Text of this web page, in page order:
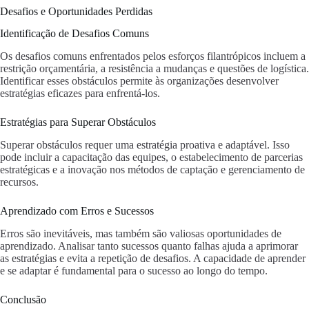
Desafios e Oportunidades Perdidas
Identificação de Desafios Comuns
Os desafios comuns enfrentados pelos esforços filantrópicos incluem a
restrição orçamentária, a resistência a mudanças e questões de logística.
Identificar esses obstáculos permite às organizações desenvolver
estratégias eficazes para enfrentá-los.
Estratégias para Superar Obstáculos
Superar obstáculos requer uma estratégia proativa e adaptável. Isso
pode incluir a capacitação das equipes, o estabelecimento de parcerias
estratégicas e a inovação nos métodos de captação e gerenciamento de
recursos.
Aprendizado com Erros e Sucessos
Erros são inevitáveis, mas também são valiosas oportunidades de
aprendizado. Analisar tanto sucessos quanto falhas ajuda a aprimorar
as estratégias e evita a repetição de desafios. A capacidade de aprender
e se adaptar é fundamental para o sucesso ao longo do tempo.
Conclusão